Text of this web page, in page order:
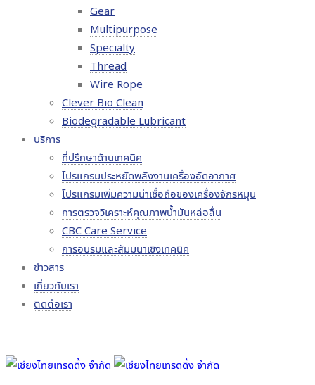
Gear
Multipurpose
Specialty
Thread
Wire Rope
Clever Bio Clean
Biodegradable Lubricant
บริการ
ที่ปรึกษาด้านเทคนิค
โปรแกรมประหยัดพลังงานเครื่องอัดอากาศ
โปรแกรมเพิ่มความน่าเชื่อถือของเครื่องจักรหมุน
การตรวจวิเคราะห์คุณภาพน้ำมันหล่อลื่น
CBC Care Service
การอบรมและสัมมนาเชิงเทคนิค
ข่าวสาร
เกี่ยวกับเรา
ติดต่อเรา